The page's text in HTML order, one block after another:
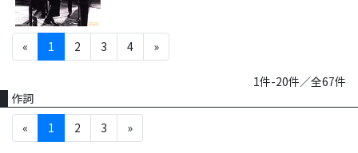
« 1 2 3 4 »
1件-20件／全67件
作詞
«
1 2 3 »